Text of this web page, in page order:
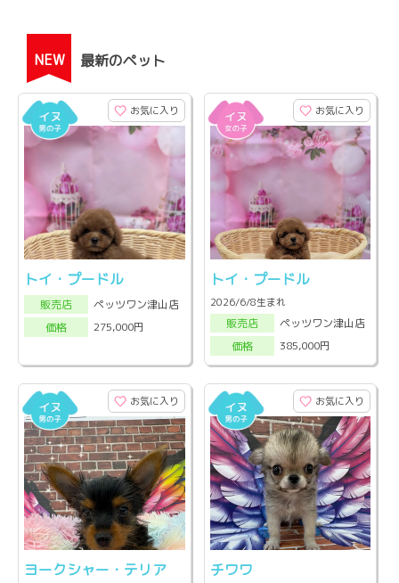
NEW 最新のペット
お気に入り
トイ・プードル
販売店
ペッツワン津山店
価格
275,000円
お気に入り
トイ・プードル
2026/6/8生まれ
販売店
ペッツワン津山店
価格
385,000円
お気に入り
ヨークシャー・テリア
お気に入り
チワワ